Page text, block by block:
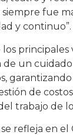
fue
y continuo”.
de un
de
trabajo de
refleja en